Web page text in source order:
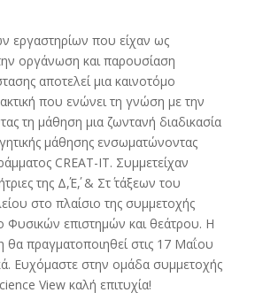
εργαστηρίων που είχαν ως
οργάνωση και παρουσίαση
αποτελεί μια καινοτόμο
που ενώνει τη γνώση με την
τη μάθηση μια ζωντανή διαδικασία
μάθησης ενσωματώνοντας
CREAT-IT. Συμμετείχαν
της Δ΄,Ε΄, & Στ΄ τάξεων του
στο πλαίσιο της συμμετοχής
Φυσικών επιστημών και θεάτρου. Η
θα πραγματοποιηθεί στις 17 Μαΐου
Ευχόμαστε στην ομάδα συμμετοχής
View καλή επιτυχία!